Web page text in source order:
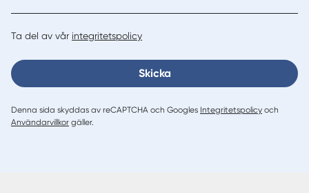
Ta del av vår integritetspolicy
Skicka
Denna sida skyddas av reCAPTCHA och Googles Integritetspolicy och
Användarvillkor gäller.